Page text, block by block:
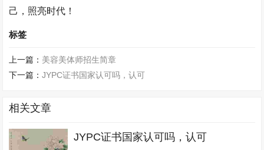
己，照亮时代！
标签
上一篇： 美容美体师招生简章
下一篇：JYPC证书国家认可吗，认可
相关文章
JYPC证书国家认可吗，认可